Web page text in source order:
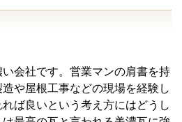
会社です。営業マンの肩書を持
や屋根工事などの現場を経験し
ば良いという考え方にはどうし